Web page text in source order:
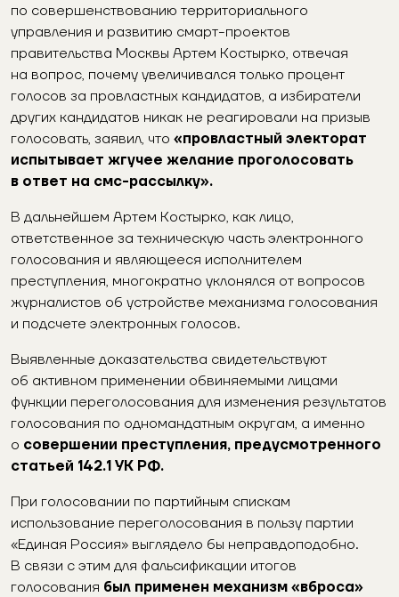
по совершенствованию территориального
управления и развитию смарт-проектов
правительства Москвы Артем Костырко, отвечая
на вопрос, почему увеличивался только процент
голосов за провластных кандидатов, а избиратели
других кандидатов никак не реагировали на призыв
голосовать, заявил, что «провластный электорат
испытывает жгучее желание проголосовать
в ответ на смс-рассылку».
В дальнейшем Артем Костырко, как лицо,
ответственное за техническую часть электронного
голосования и являющееся исполнителем
преступления, многократно уклонялся от вопросов
журналистов об устройстве механизма голосования
и подсчете электронных голосов.
Выявленные доказательства свидетельствуют
об активном применении обвиняемыми лицами
функции переголосования для изменения результатов
голосования по одномандатным округам, а именно
о совершении преступления, предусмотренного
статьей 142.1 УК РФ.
При голосовании по партийным спискам
использование переголосования в пользу партии
«Единая Россия» выглядело бы неправдоподобно.
В связи с этим для фальсификации итогов
голосования был применен механизм «вброса»